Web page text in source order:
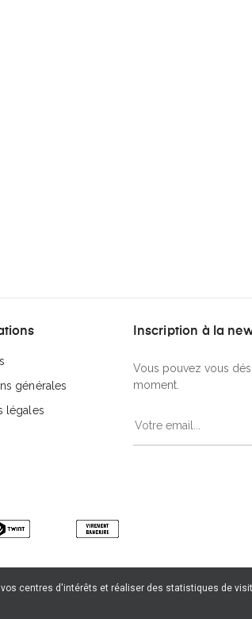
générales
légales
Inscription à la
Vous pouvez vous
moment.
centres d'intérêts et réaliser des statistiques de